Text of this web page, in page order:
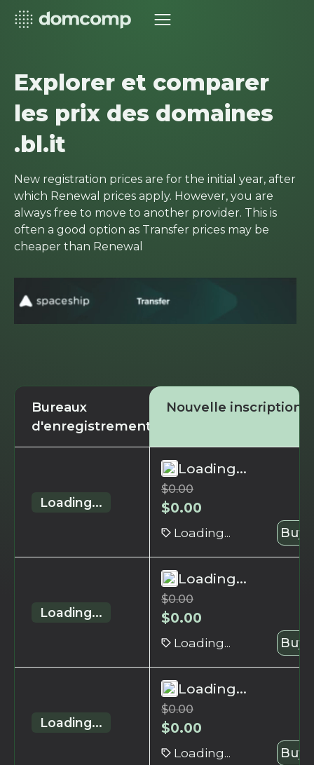
Explorer et comparer
les prix des domaines
.bl.it
New registration prices are for the initial year, after
which Renewal prices apply. However, you are
always free to move to another provider. This is
often a good option as Transfer prices may be
cheaper than Renewal
Bureaux
d'enregistrement
Nouvelle inscription
Loading...
Loading...
$0.00
$0.00
Loading... Buy
Loading...
Loading...
$0.00
$0.00
Loading... Buy
Loading...
Loading...
$0.00
$0.00
Loading... Buy